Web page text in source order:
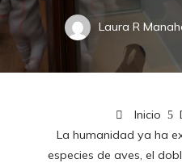
Laura R
Inicio
La humanidad ya ha
especies de aves, el